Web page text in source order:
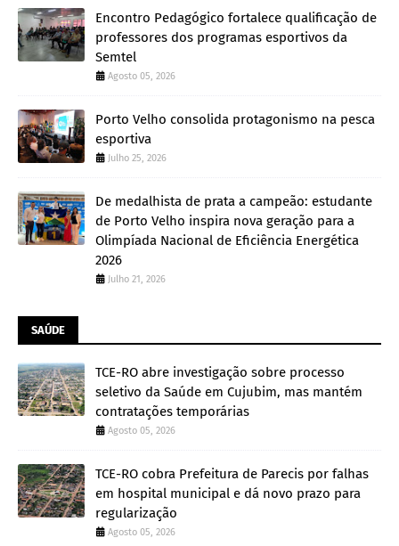
Encontro Pedagógico fortalece qualificação de
professores dos programas esportivos da
Semtel
Agosto 05, 2026
Porto Velho consolida protagonismo na pesca
esportiva
Julho 25, 2026
De medalhista de prata a campeão: estudante
de Porto Velho inspira nova geração para a
Olimpíada Nacional de Eficiência Energética
2026
Julho 21, 2026
SAÚDE
TCE-RO abre investigação sobre processo
seletivo da Saúde em Cujubim, mas mantém
contratações temporárias
Agosto 05, 2026
TCE-RO cobra Prefeitura de Parecis por falhas
em hospital municipal e dá novo prazo para
regularização
Agosto 05, 2026